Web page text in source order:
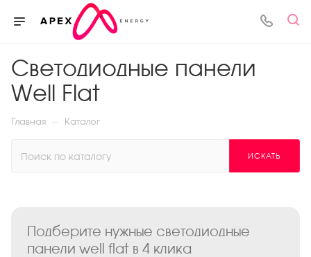
Светодиодные панели
Well Flat
Главная — Каталог
ИСКАТЬ
Подберите нужные светодиодные
панели well flat в 4 клика